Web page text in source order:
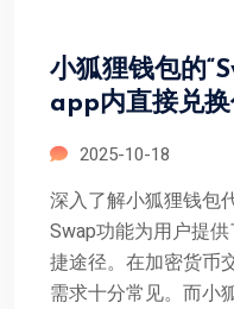
小狐狸钱包的
app内直接兑换
2025-10-18
深入了解小狐狸钱包
Swap功能为用户提
捷途径。在加密货币
需求十分常见。而小